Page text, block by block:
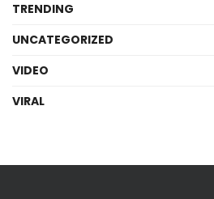
TRENDING
UNCATEGORIZED
VIDEO
VIRAL